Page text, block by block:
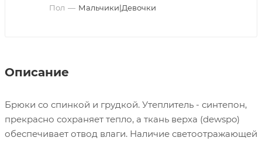
Пол — Мальчики|Девочки
Описание
Брюки со спинкой и грудкой. Утеплитель - синтепон,
прекрасно сохраняет тепло, а ткань верха (dewspo)
обеспечивает отвод влаги. Наличие светоотражающей